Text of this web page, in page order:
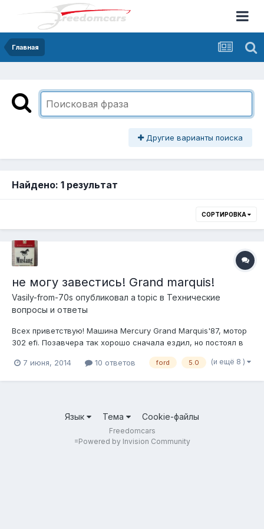
Главная
Другие варианты поиска
Найдено: 1 результат
СОРТИРОВКА
не могу завестись! Grand marquis!
Vasily-from-70s опубликовал a topic в Технические
вопросы и ответы
Всех приветствую! Машина Mercury Grand Marquis'87, мотор
302 efi. Позавчера так хорошо сначала ездил, но постоял в
когда подъехал к дому почти. Завестись удалось, заехал во
7 июня, 2014 10 ответов ford 5.0 (и ещё 8 )
Язык Тема Cookie-файлы
Freedomcars
=Powered by Invision Community